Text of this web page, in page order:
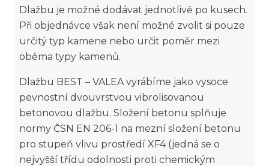
Dlažbu je možné dodávat jednotlivě po kusech.
Při objednávce však není možné zvolit si pouze
určitý typ kamene nebo určit poměr mezi
oběma typy kamenů.
Dlažbu BEST – VALEA vyrábíme jako vysoce
pevnostní dvouvrstvou vibrolisovanou
betonovou dlažbu. Složení betonu splňuje
normy ČSN EN 206-1 na mezní složení betonu
pro stupeň vlivu prostředí XF4 (jedná se o
nejvyšší třídu odolnosti proti chemickým